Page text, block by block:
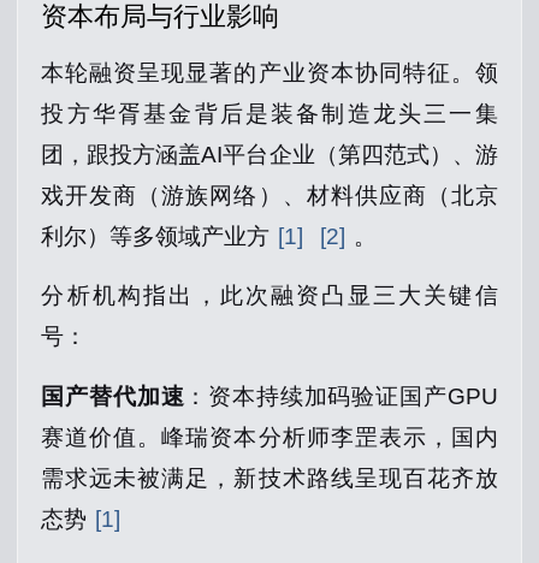
资本布局与行业影响
本轮融资呈现显著的产业资本协同特征。领
投方华胥基金背后是装备制造龙头三一集
团，跟投方涵盖AI平台企业（第四范式）、游
戏开发商（游族网络）、材料供应商（北京
利尔）等多领域产业方 [1] [2] 。
分析机构指出，此次融资凸显三大关键信
号：
国产替代加速 ：资本持续加码验证国产GPU
赛道价值。峰瑞资本分析师李罡表示，国内
需求远未被满足，新技术路线呈现百花齐放
态势 [1]